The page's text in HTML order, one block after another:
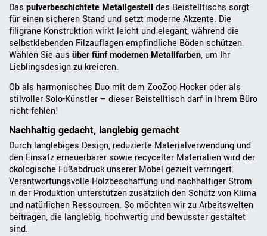
Das pulverbeschichtete Metallgestell des Beistelltischs sorgt
für einen sicheren Stand und setzt moderne Akzente. Die
filigrane Konstruktion wirkt leicht und elegant, während die
selbstklebenden Filzauflagen empfindliche Böden schützen.
Wählen Sie aus über fünf modernen Metallfarben, um Ihr
Lieblingsdesign zu kreieren.
Ob als harmonisches Duo mit dem ZooZoo Hocker oder als
stilvoller Solo-Künstler – dieser Beistelltisch darf in Ihrem Büro
nicht fehlen!
Nachhaltig gedacht, langlebig gemacht
Durch langlebiges Design, reduzierte Materialverwendung und
den Einsatz erneuerbarer sowie recycelter Materialien wird der
ökologische Fußabdruck unserer Möbel gezielt verringert.
Verantwortungsvolle Holzbeschaffung und nachhaltiger Strom
in der Produktion unterstützen zusätzlich den Schutz von Klima
und natürlichen Ressourcen. So möchten wir zu Arbeitswelten
beitragen, die langlebig, hochwertig und bewusster gestaltet
sind.